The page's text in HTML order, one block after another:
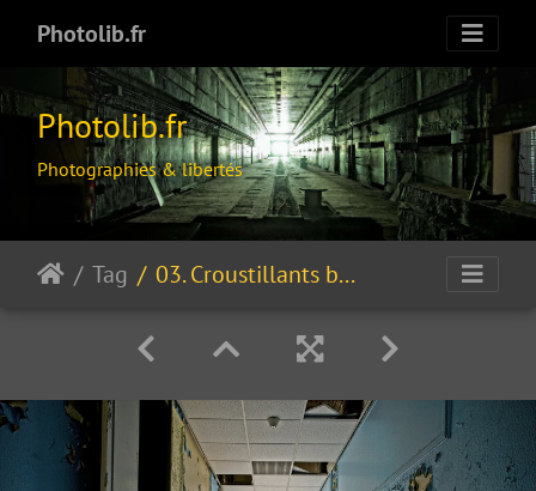
Photolib.fr
Photolib.fr
Photographies & libertés
Tag 03. Croustillants bleus sur lit de murs jaunes